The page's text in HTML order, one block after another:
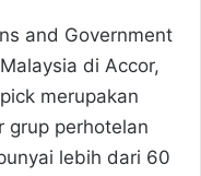
and Government
di Accor,
merupakan
grup perhotelan
lebih dari 60